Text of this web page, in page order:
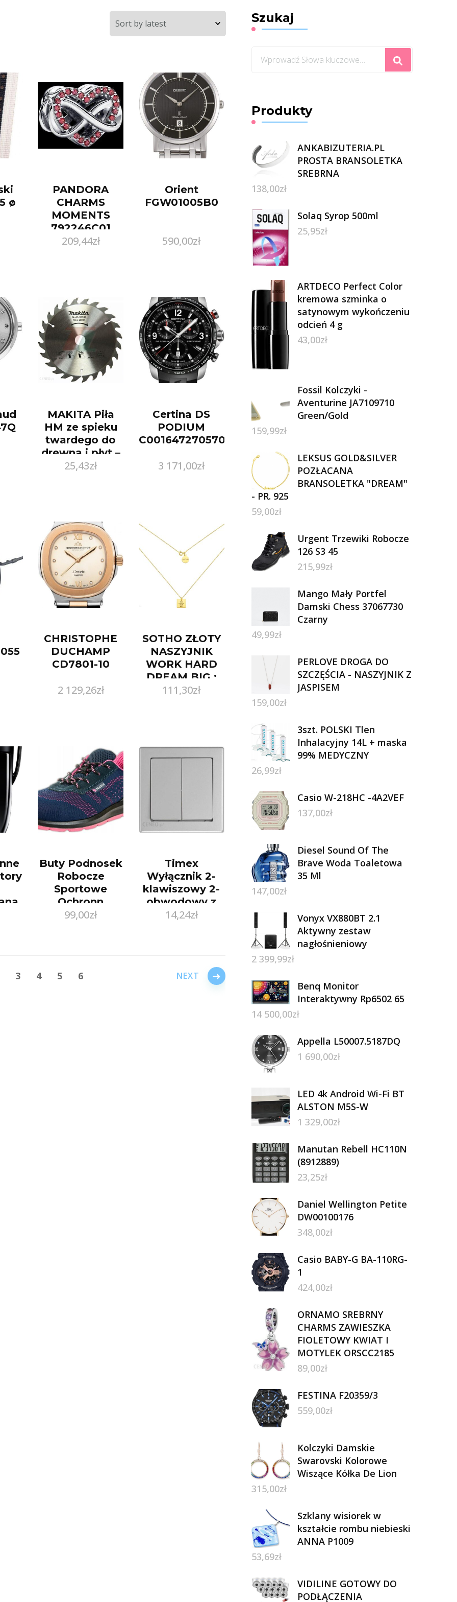
ø
PANDORA
CHARMS
MOMENTS
792246C01
209,44zł
Orient
FGW01005B0
590,00zł
MAKITA Piła
HM ze spieku
twardego do
drewna i płyt –
do pilarek
25,43zł
Certina DS
PODIUM
C0016472705700
3 171,00zł
CHRISTOPHE
DUCHAMP
CD7801-10
2 129,26zł
SOTHO ZŁOTY
NASZYJNIK
WORK HARD
DREAM BIG :
DŁUGOŚĆ – 38
111,30zł
Buty Podnosek
Robocze
Sportowe
Ochronn
Damskie Bhp
99,00zł
Timex
Wyłącznik 2-
klawiszowy 2-
obwodowy z
podświetleniem
14,24zł
3 4 5 6 →
Szukaj
Szukasz
Produkty
ANKABIZUTERIA.PL
PROSTA BRANSOLETKA
SREBRNA
138,00zł
Solaq Syrop 500ml
25,95zł
ARTDECO Perfect Color
kremowa szminka o
satynowym wykończeniu
odcień 4 g
43,00zł
Fossil Kolczyki -
Aventurine JA7109710
Green/Gold
159,99zł
LEKSUS GOLD&SILVER
POZŁACANA
BRANSOLETKA "DREAM"
- PR. 925
59,00zł
Urgent Trzewiki Robocze
126 S3 45
215,99zł
Mango Mały Portfel
Damski Chess 37067730
Czarny
49,99zł
PERLOVE DROGA DO
SZCZĘŚCIA - NASZYJNIK Z
JASPISEM
159,00zł
3szt. POLSKI Tlen
Inhalacyjny 14L + maska
99% MEDYCZNY
26,99zł
Casio W-218HC -4A2VEF
137,00zł
Diesel Sound Of The
Brave Woda Toaletowa
35 Ml
147,00zł
Vonyx VX880BT 2.1
Aktywny zestaw
nagłośnieniowy
2 399,99zł
Benq Monitor
Interaktywny Rp6502 65
14 500,00zł
Appella L50007.5187DQ
1 690,00zł
LED 4k Android Wi-Fi BT
ALSTON M5S-W
1 329,00zł
Manutan Rebell HC110N
(8912889)
23,25zł
Daniel Wellington Petite
DW00100176
348,00zł
Casio BABY-G BA-110RG-
1
424,00zł
ORNAMO SREBRNY
CHARMS ZAWIESZKA
FIOLETOWY KWIAT I
MOTYLEK ORSCC2185
89,00zł
FESTINA F20359/3
559,00zł
Kolczyki Damskie
Swarovski Kolorowe
Wiszące Kółka De Lion
315,00zł
Szklany wisiorek w
kształcie rombu niebieski
ANNA P1009
53,69zł
VIDILINE GOTOWY DO
PODŁĄCZENIA